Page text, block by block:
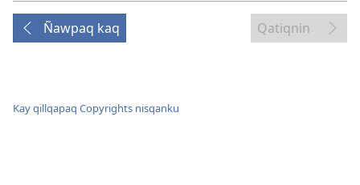
Ñawpaq kaq Qatiqnin
Kay qillqapaq Copyrights nisqanku